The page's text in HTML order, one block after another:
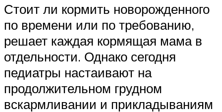
Стоит ли кормить новорожденного
по времени или по требованию,
решает каждая кормящая мама в
отдельности. Однако сегодня
педиатры настаивают на
продолжительном грудном
вскармливании и прикладываниям